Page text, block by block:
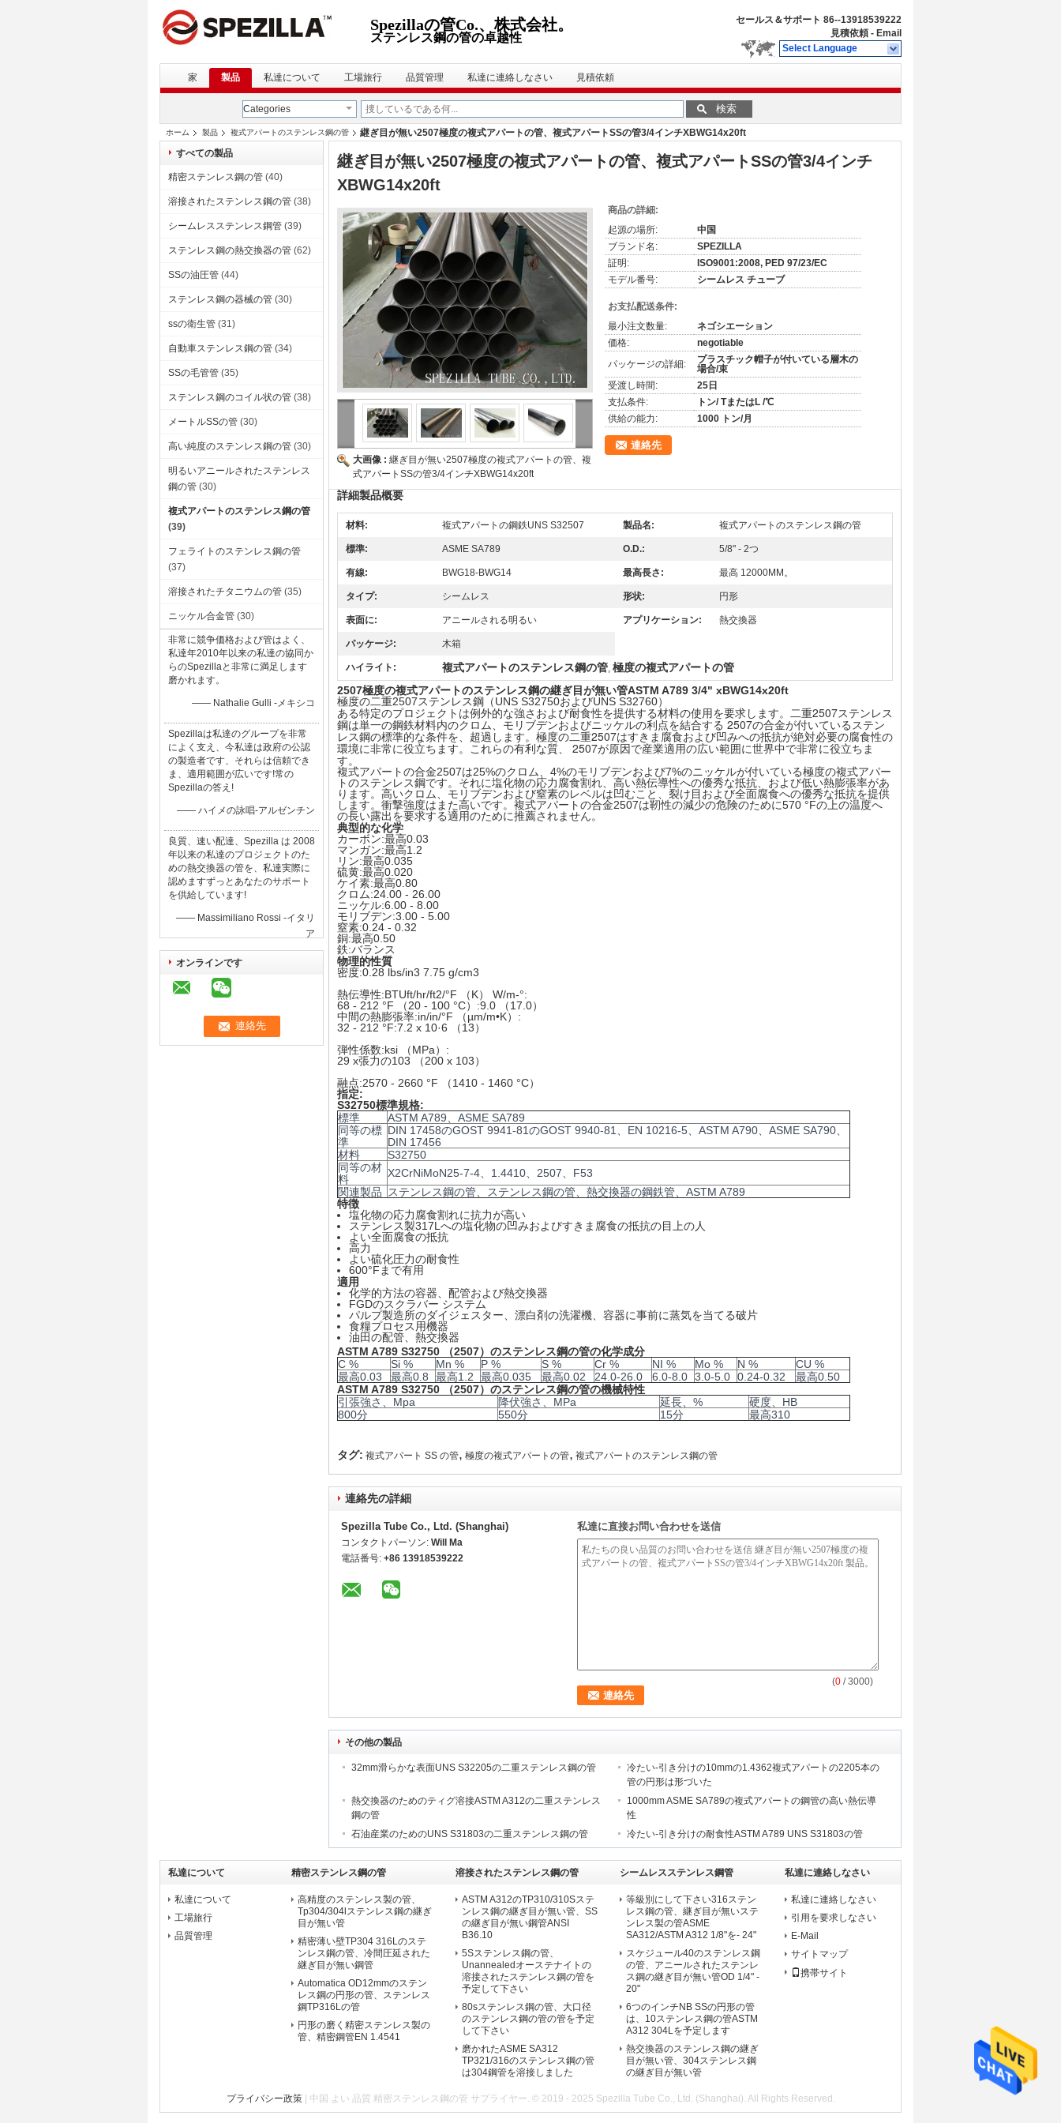
Spezillaの管Co.、株式会社。
ステンレス鋼の管の卓越性
セールス＆サポート 86--13918539222
見積依頼 - Email
Select Language
家 製品 私達について 工場旅行 品質管理 私達に連絡しなさい 見積依頼
Categories 検索
ホーム 製品 複式アパートのステンレス鋼の管
継ぎ目が無い2507極度の複式アパートの管、複式アパートSSの管3/4インチXBWG14x20ft
すべての製品
精密ステンレス鋼の管 (40)
溶接されたステンレス鋼の管 (38)
シームレスステンレス鋼管 (39)
ステンレス鋼の熱交換器の管 (62)
SSの油圧管 (44)
ステンレス鋼の器械の管 (30)
ssの衛生管 (31)
自動車ステンレス鋼の管 (34)
SSの毛管管 (35)
ステンレス鋼のコイル状の管 (38)
メートルSSの管 (30)
高い純度のステンレス鋼の管 (30)
明るいアニールされたステンレス
鋼の管 (30)
複式アパートのステンレス鋼の管
(39)
フェライトのステンレス鋼の管
(37)
溶接されたチタニウムの管 (35)
ニッケル合金管 (30)
非常に競争価格および管はよく、
私達年2010年以来の私達の協同か
らのSpezillaと非常に満足します
磨かれます。
—— Nathalie Gulli -メキシコ
Spezillaは私達のグループを非常
によく支え、今私達は政府の公認
の製造者です、それらは信頼でき
ま、適用範囲が広いです!常の
Spezillaの答え!
—— ハイメの詠唱-アルゼンチン
良質、速い配達、Spezilla は 2008
年以来の私達のプロジェクトのた
めの熱交換器の管を、私達実際に
認めますずっとあなたのサポート
を供給しています!
—— Massimiliano Rossi -イタリ
ア
オンラインです
継ぎ目が無い2507極度の複式アパートの管、複式アパートSSの管3/4インチ
XBWG14x20ft
大画像 : 継ぎ目が無い2507極度の複式アパートの管、複
式アパートSSの管3/4インチXBWG14x20ft
商品の詳細:
起源の場所:
中国
ブランド名:
SPEZILLA
証明:
ISO9001:2008, PED 97/23/EC
モデル番号:
シームレス チューブ
お支払配送条件:
最小注文数量:
ネゴシエーション
価格:
negotiable
パッケージの詳細:
プラスチック帽子が付いている層木の
場合/束
受渡し時間:
25日
支払条件:
トン/ TまたはL /℃
供給の能力:
1000 トン/月
連絡先
詳細製品概要
材料: 複式アパートの鋼鉄UNS S32507 製品名: 複式アパートのステンレス鋼の管
標準: ASME SA789 O.D.: 5/8" - 2つ
有線: BWG18-BWG14 最高長さ: 最高 12000MM。
タイプ: シームレス 形状: 円形
表面に: アニールされる明るい アプリケーション: 熱交換器
パッケージ: 木箱
ハイライト: 複式アパートのステンレス鋼の管, 極度の複式アパートの管
2507極度の複式アパートのステンレス鋼の継ぎ目が無い管ASTM A789 3/4" xBWG14x20ft
極度の二重2507ステンレス鋼（UNS S32750およびUNS S32760）
ある特定のプロジェクトは例外的な強さおよび耐食性を提供する材料の使用を要求します。二重2507ステンレス
鋼は単一の鋼鉄材料内のクロム、モリブデンおよびニッケルの利点を結合する 2507の合金が付いているステン
レス鋼の標準的な条件を、超過します。極度の二重2507はすきま腐食および凹みへの抵抗が絶対必要の腐食性の
環境に非常に役立ちます。これらの有利な質、 2507が原因で産業適用の広い範囲に世界中で非常に役立ちま
す。
複式アパートの合金2507は25%のクロム、4%のモリブデンおよび7%のニッケルが付いている極度の複式アパー
トのステンレス鋼です。それに塩化物の応力腐食割れ、高い熱伝導性への優秀な抵抗、および低い熱膨張率があ
ります。高いクロム、モリブデンおよび窒素のレベルは凹むこと、裂け目および全面腐食への優秀な抵抗を提供
します。衝撃強度はまた高いです。複式アパートの合金2507は靭性の減少の危険のために570 °Fの上の温度へ
の長い露出を要求する適用のために推薦されません。
典型的な化学
カーボン:最高0.03
マンガン:最高1.2
リン:最高0.035
硫黄:最高0.020
ケイ素:最高0.80
クロム:24.00 - 26.00
ニッケル:6.00 - 8.00
モリブデン:3.00 - 5.00
窒素:0.24 - 0.32
銅:最高0.50
鉄:バランス
物理的性質
密度:0.28 lbs/in3 7.75 g/cm3
熱伝導性:BTUft/hr/ft2/°F （K） W/m-°:
68 - 212 °F （20 - 100 °C）:9.0 （17.0）
中間の熱膨張率:in/in/°F （µm/m•K）:
32 - 212 °F:7.2 x 10·6 （13）
弾性係数:ksi （MPa）:
29 x張力の103 （200 x 103）
融点:2570 - 2660 °F （1410 - 1460 °C）
指定:
S32750標準規格:
標準
ASTM A789、ASME SA789
同等の標
準
DIN 17458のGOST 9941-81のGOST 9940-81、EN 10216-5、ASTM A790、ASME SA790、
DIN 17456
材料
S32750
同等の材
料
X2CrNiMoN25-7-4、1.4410、2507、F53
関連製品
ステンレス鋼の管、ステンレス鋼の管、熱交換器の鋼鉄管、ASTM A789
特徴
塩化物の応力腐食割れに抗力が高い
ステンレス製317Lへの塩化物の凹みおよびすきま腐食の抵抗の目上の人
よい全面腐食の抵抗
高力
よい硫化圧力の耐食性
600°Fまで有用
適用
化学的方法の容器、配管および熱交換器
FGDのスクラバー システム
パルプ製造所のダイジェスター、漂白剤の洗濯機、容器に事前に蒸気を当てる破片
食糧プロセス用機器
油田の配管、熱交換器
ASTM A789 S32750 （2507）のステンレス鋼の管の化学成分
C %
Si % Mn % P % S % Cr % NI % Mo % N %
CU %
最高0.03
最高0.8 最高1.2 最高0.035 最高0.02 24.0-26.0 6.0-8.0 3.0-5.0 0.24-0.32
最高0.50
ASTM A789 S32750 （2507）のステンレス鋼の管の機械特性
引張強さ、Mpa
降伏強さ、MPa 延長、%
硬度、HB
800分
550分 15分 最高310
タグ: 複式アパート SS の管, 極度の複式アパートの管, 複式アパートのステンレス鋼の管
連絡先の詳細
Spezilla Tube Co., Ltd. (Shanghai)
コンタクトパーソン: Will Ma
電話番号: +86 13918539222
私達に直接お問い合わせを送信
(0 / 3000)
その他の製品
32mm滑らかな表面UNS S32205の二重ステンレス鋼の管
冷たい-引き分けの10mmの1.4362複式アパートの2205本の
管の円形は形づいた
熱交換器のためのティグ溶接ASTM A312の二重ステンレス
鋼の管
1000mm ASME SA789の複式アパートの鋼管の高い熱伝導
性
石油産業のためのUNS S31803の二重ステンレス鋼の管
冷たい-引き分けの耐食性ASTM A789 UNS S31803の管
私達について
私達について
工場旅行
品質管理
精密ステンレス鋼の管
高精度のステンレス製の管、
Tp304/304lステンレス鋼の継ぎ
目が無い管
精密薄い壁TP304 316Lのステ
ンレス鋼の管、冷間圧延された
継ぎ目が無い鋼管
Automatica OD12mmのステン
レス鋼の円形の管、ステンレス
鋼TP316Lの管
円形の磨く精密ステンレス製の
管、精密鋼管EN 1.4541
溶接されたステンレス鋼の管
ASTM A312のTP310/310Sステ
ンレス鋼の継ぎ目が無い管、SS
の継ぎ目が無い鋼管ANSI
B36.10
5Sステンレス鋼の管、
Unannealedオーステナイトの
溶接されたステンレス鋼の管を
予定して下さい
80sステンレス鋼の管、大口径
のステンレス鋼の管の管を予定
して下さい
磨かれたASME SA312
TP321/316のステンレス鋼の管
は304鋼管を溶接しました
シームレスステンレス鋼管
等級別にして下さい316ステン
レス鋼の管、継ぎ目が無いステ
ンレス製の管ASME
SA312/ASTM A312 1/8"を- 24"
スケジュール40のステンレス鋼
の管、アニールされたステンレ
ス鋼の継ぎ目が無い管OD 1/4" -
20"
6つのインチNB SSの円形の管
は、10ステンレス鋼の管ASTM
A312 304Lを予定します
熱交換器のステンレス鋼の継ぎ
目が無い管、304ステンレス鋼
の継ぎ目が無い管
私達に連絡しなさい
私達に連絡しなさい
引用を要求しなさい
E-Mail
サイトマップ
携帯サイト
プライバシー政策| 中国 よい 品質 精密ステンレス鋼の管 サプライヤー. © 2019 - 2025 Spezilla Tube Co., Ltd. (Shanghai). All Rights Reserved.